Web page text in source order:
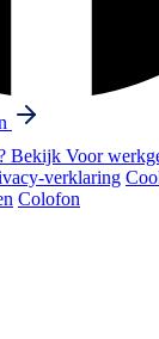
Bekijk Voor
verklaring
Colofon